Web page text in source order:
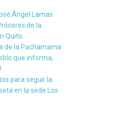
Ángel Lamas.
de la
Quito.
de la Pachamama
que informa,
para seguir la
en la sede Los